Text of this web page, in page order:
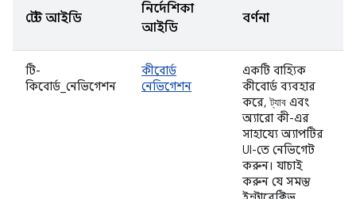
টেস্ট আইডি
নির্দেশিকা
আইডি
বর্ণনা
টি-
কিবোর্ড_নেভিগেশন
কীবোর্ড
নেভিগেশন
একটি বাহ্যিক
কীবোর্ড ব্যবহার
করে,ট্যাব এবং
অ্যারো কী-এর
সাহায্যে অ্যাপটির
UI-তে নেভিগেট
করুন। যাচাই
করুন যে সমস্ত